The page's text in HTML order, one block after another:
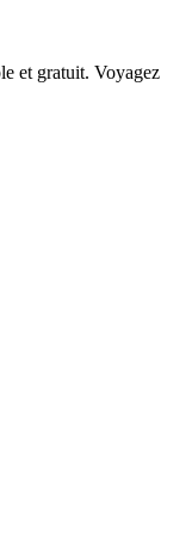
et gratuit. Voyagez